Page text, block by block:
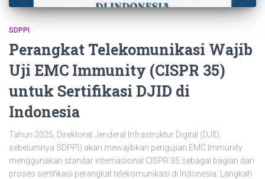
SDPPI
Perangkat Telekomunikasi Wajib
Uji EMC Immunity (CISPR 35)
untuk Sertifikasi DJID di
Indonesia
Tahun 2025, Direktorat Jenderal Infrastruktur Digital (DJID,
sebelumnya SDPPI) akan mewajibkan pengujian EMC Immunity
menggunakan standar internasional CISPR 35 sebagai bagian dari
proses sertifikasi perangkat telekomunikasi di Indonesia. Langkah